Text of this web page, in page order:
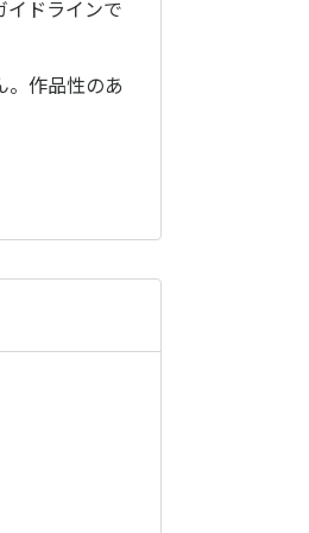
イドラインで
。作品性のあ